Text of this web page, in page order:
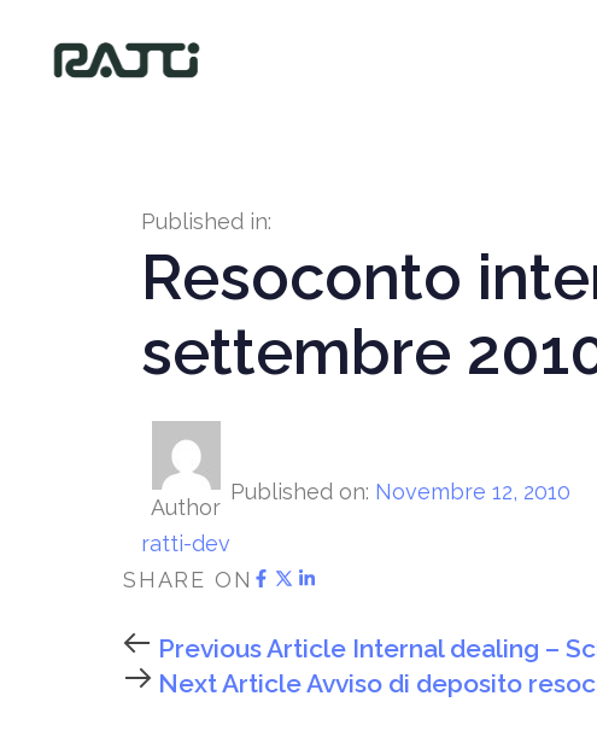
Published in:
Resoconto
settembre
Author
ratti-dev
Published on: Novembre 12, 2010
SHARE ON
Previous Article Internal dealing –
Next ArticleAvviso di deposito